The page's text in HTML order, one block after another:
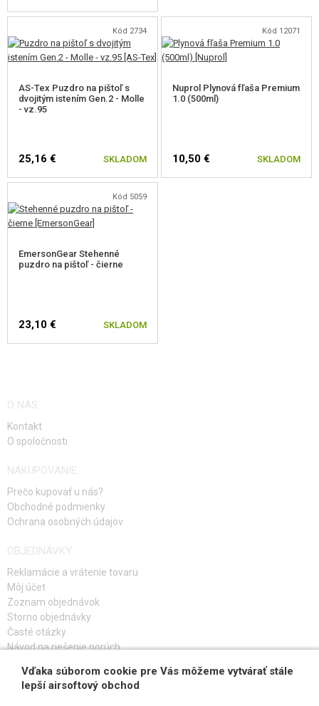
Kód 2734
AS-Tex Puzdro na pištoľ s
dvojitým istením Gen.2 - Molle
- vz.95
25,16 € SKLADOM
Kód 12071
Nuprol Plynová fľaša Premium
1.0 (500ml)
10,50 € SKLADOM
Kód 5059
EmersonGear Stehenné
puzdro na pištoľ - čierne
23,10 € SKLADOM
O NÁS
Kontakt
O spoločnosti
NAKUPOVANIE
Prečo kupovať u nás?
Obchodné podmienky
Ochrana osobných údajov
OBJEDNÁVKY
Reklamácie a vrátenie tovaru
Môj účet
Zoznam objednávok
Storno objednávky
Časté otázky
Návod na riešenie porúch
PRIHLÁS SA K ODBERU
Vďaka súborom cookie pre Vás môžeme vytvárať stále
lepší airsoftový obchod